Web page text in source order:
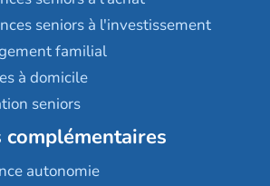
seniors à l'investissement
familial
à domicile
seniors
complémentaires
autonomie